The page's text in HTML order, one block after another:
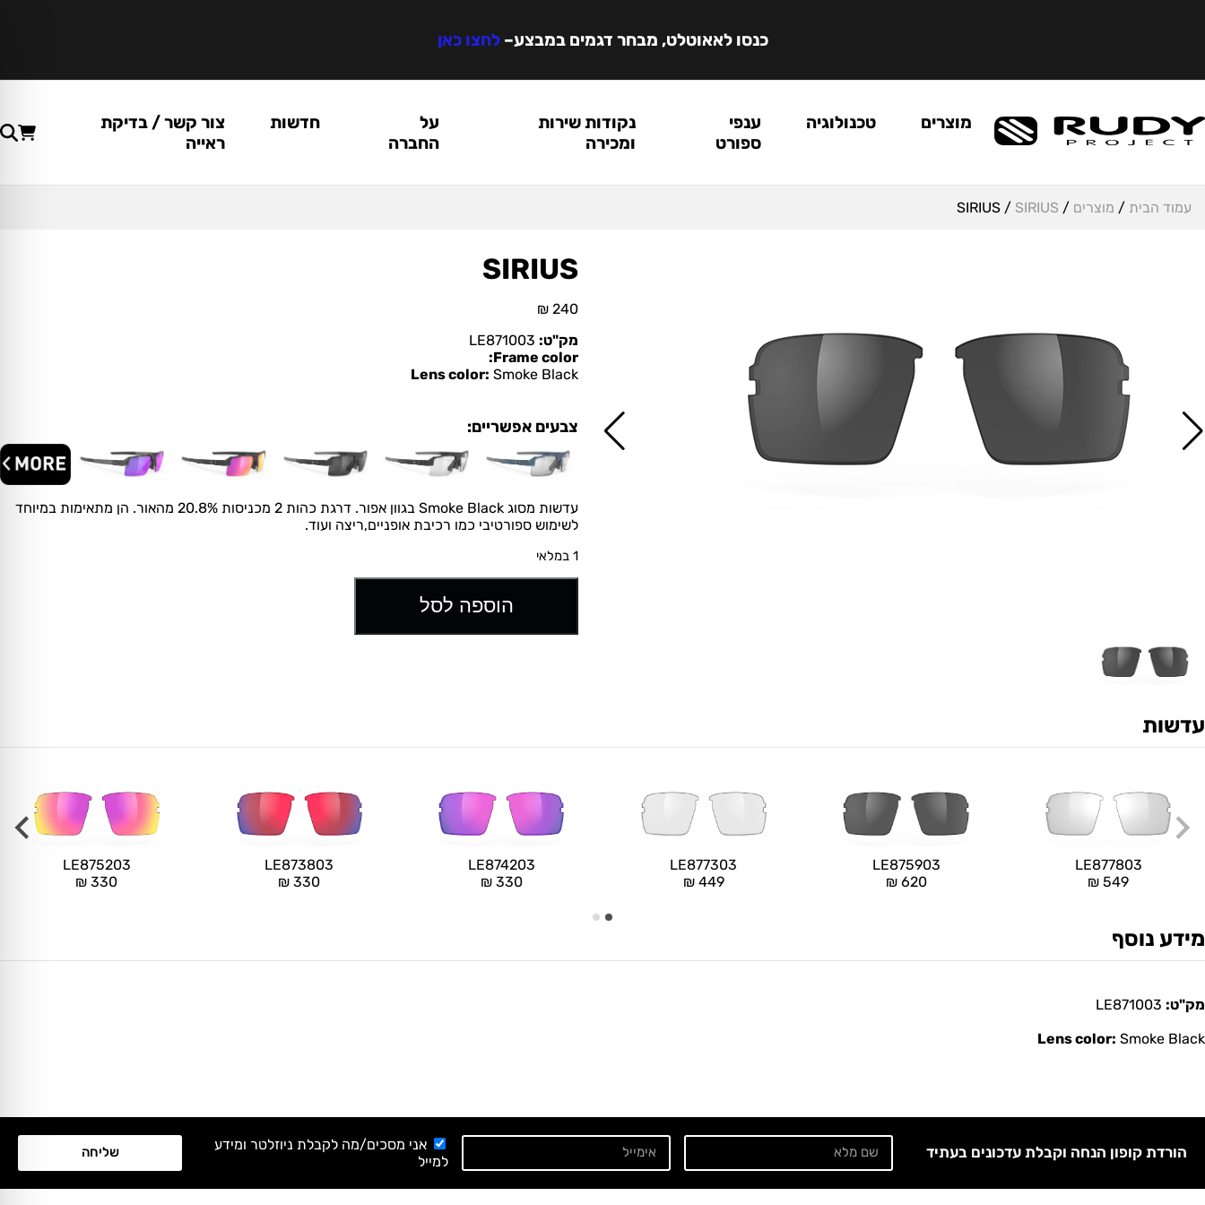
כנסו לאאוטלט, מבחר דגמים במבצע–לחצו כאן
מוצרים טכנולוגיה
ענפי
ספורט
נקודות שירות
ומכירה
על
החברה
חדשות
צור קשר / בדיקת
ראייה
עמוד הבית / מוצרים /
SIRIUS
/ SIRIUS
SIRIUS
₪ 240
מק"ט:
Frame color:
Lens color: Smoke Black
צבעים אפשריים:
עדשות מסוג Smoke Black בגוון אפור. דרגת כהות 2 מכניסות 20.8% מהאור. הן מתאימות במיוחד
לשימוש ספורטיבי כמו רכיבת אופניים,ריצה ועוד.
1 במלאי
הוספה לסל
עדשות
LE877803
₪ 549
LE875903
₪620
LE877303
₪449
LE874203
₪330
LE873803
₪ 330
LE875203
₪ 330
מידע נוסף
מק"ט:
Lens color: Smoke Black
הורדת קופון הנחה וקבלת עדכונים בעתיד
אני מסכים/מה לקבלת ניוזלטר ומידע
למייל
שליחה